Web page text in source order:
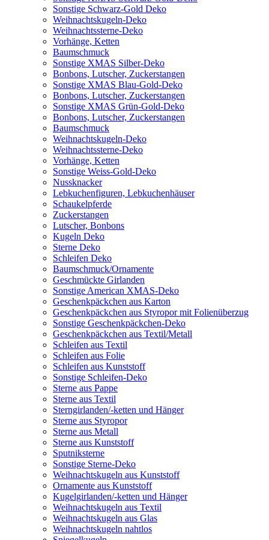
Sonstige Schwarz-Gold Deko
Weihnachtskugeln-Deko
Weihnachtssterne-Deko
Vorhänge, Ketten
Baumschmuck
Sonstige XMAS Silber-Deko
Bonbons, Lutscher, Zuckerstangen
Sonstige XMAS Blau-Gold-Deko
Bonbons, Lutscher, Zuckerstangen
Sonstige XMAS Grün-Gold-Deko
Bonbons, Lutscher, Zuckerstangen
Baumschmuck
Weihnachtskugeln-Deko
Weihnachtssterne-Deko
Vorhänge, Ketten
Sonstige Weiss-Gold-Deko
Nussknacker
Lebkuchenfiguren, Lebkuchenhäuser
Schaukelpferde
Zuckerstangen
Lutscher, Bonbons
Kugeln Deko
Sterne Deko
Schleifen Deko
Baumschmuck/Ornamente
Geschmückte Girlanden
Sonstige American XMAS-Deko
Geschenkpäckchen aus Karton
Geschenkpäckchen aus Styropor mit Folienüberzug
Sonstige Geschenkpäckchen-Deko
Geschenkpäckchen aus Textil/Metall
Schleifen aus Textil
Schleifen aus Folie
Schleifen aus Kunststoff
Sonstige Schleifen-Deko
Sterne aus Pappe
Sterne aus Textil
Sterngirlanden/-ketten und Hänger
Sterne aus Styropor
Sterne aus Metall
Sterne aus Kunststoff
Sputniksterne
Sonstige Sterne-Deko
Weihnachtskugeln aus Kunststoff
Ornamente aus Kunststoff
Kugelgirlanden/-ketten und Hänger
Weihnachtskugeln aus Textil
Weihnachtskugeln aus Glas
Weihnachtskugeln nahtlos